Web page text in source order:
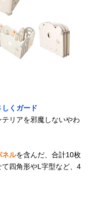
くガード
リアを邪魔しないやわ
ネルを含んだ、合計10枚
四角形やL字型など、4